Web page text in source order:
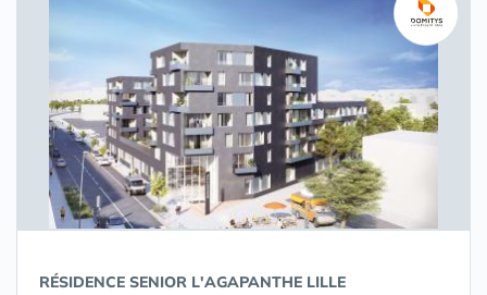
RÉSIDENCE SENIOR L'AGAPANTHE LILLE